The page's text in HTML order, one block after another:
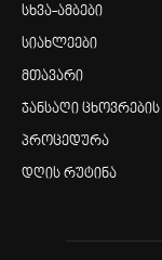
სხვა-ამბები
სიახლეები
მთავარი
ჯანსაღი ცხოვრების
პროცედურა
დღის რუტინა